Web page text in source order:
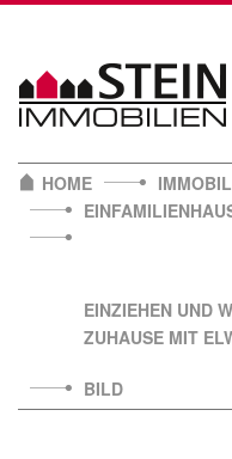
content
HOME
EINZIEHEN UND
ZUHAUSE MIT
BILD